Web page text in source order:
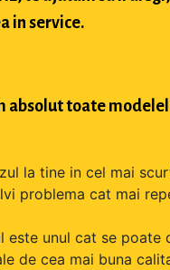
in service.
toate
la tine in cel mai
problema cat mai
unul cat se
de cea mai buna